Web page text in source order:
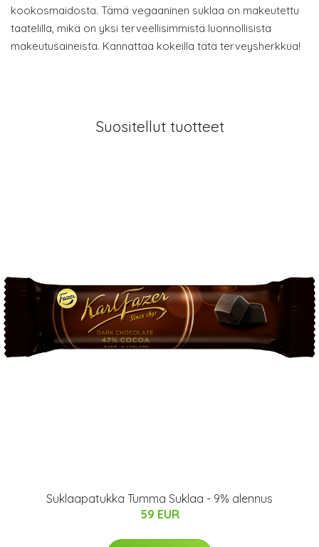
kookosmaidosta. Tämä vegaaninen suklaa on makeutettu
taatelilla, mikä on yksi terveellisimmistä luonnollisista
makeutusaineista. Kannattaa kokeilla tätä terveysherkkua!
Suositellut tuotteet
Suklaapatukka Tumma Suklaa - 9% alennus
59 EUR